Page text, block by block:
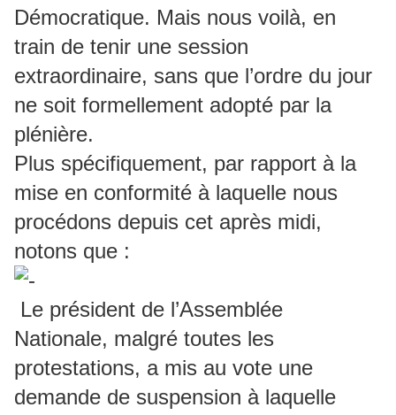
Démocratique. Mais nous voilà, en
train de tenir une session
extraordinaire, sans que l’ordre du jour
ne soit formellement adopté par la
plénière.
Plus spécifiquement, par rapport à la
mise en conformité à laquelle nous
procédons depuis cet après midi,
notons que :
Le président de l’Assemblée
Nationale, malgré toutes les
protestations, a mis au vote une
demande de suspension à laquelle